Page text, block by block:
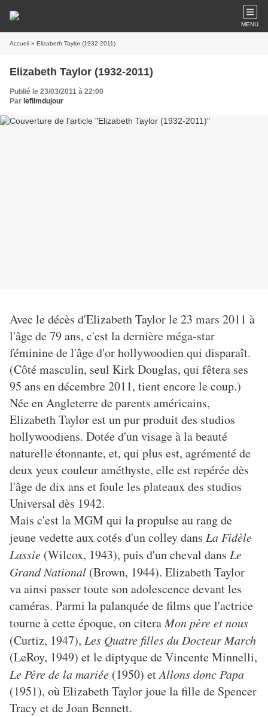
MENU
Accueil » Elizabeth Taylor (1932-2011)
Elizabeth Taylor (1932-2011)
Publié le 23/03/2011 à 22:00
Par lefilmdujour
Avec le décès d'Elizabeth Taylor le 23 mars 2011 à
l'âge de 79 ans, c'est la dernière méga-star
féminine de l'âge d'or hollywoodien qui disparaît.
(Côté masculin, seul Kirk Douglas, qui fêtera ses
95 ans en décembre 2011, tient encore le coup.)
Née en Angleterre de parents américains,
Elizabeth Taylor est un pur produit des studios
hollywoodiens. Dotée d'un visage à la beauté
naturelle étonnante, et, qui plus est, agrémenté de
deux yeux couleur améthyste, elle est repérée dès
l'âge de dix ans et foule les plateaux des studios
Universal dès 1942.
Mais c'est la MGM qui la propulse au rang de
jeune vedette aux cotés d'un colley dans La Fidèle
Lassie (Wilcox, 1943), puis d'un cheval dans Le
Grand National (Brown, 1944). Elizabeth Taylor
va ainsi passer toute son adolescence devant les
caméras. Parmi la palanquée de films que l'actrice
tourne à cette époque, on citeraMon père et nous
(Curtiz, 1947), Les Quatre filles du Docteur March
(LeRoy, 1949) et le diptyque de Vincente Minnelli,
Le Père de la mariée (1950) etAllons donc Papa
(1951), où Elizabeth Taylor joue la fille de Spencer
Tracy et de Joan Bennett.